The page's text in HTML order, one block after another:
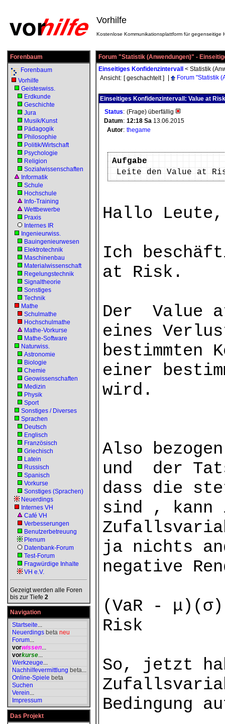
Vorhilfe
Kostenlose Kommunikationsplattform für gegenseitige
Forenbaum
Forenbaum
Vorhilfe
Geisteswiss.
Erdkunde
Geschichte
Jura
Musik/Kunst
Pädagogik
Philosophie
Politik/Wirtschaft
Psychologie
Religion
Sozialwissenschaften
Informatik
Schule
Hochschule
Info-Training
Wettbewerbe
Praxis
Internes IR
Ingenieurwiss.
Bauingenieurwesen
Elektrotechnik
Maschinenbau
Materialwissenschaft
Regelungstechnik
Signaltheorie
Sonstiges
Technik
Mathe
Schulmathe
Hochschulmathe
Mathe-Vorkurse
Mathe-Software
Naturwiss.
Astronomie
Biologie
Chemie
Geowissenschaften
Medizin
Physik
Sport
Sonstiges / Diverses
Sprachen
Deutsch
Englisch
Französisch
Griechisch
Latein
Russisch
Spanisch
Vorkurse
Sonstiges (Sprachen)
Neuerdings
Internes VH
Café VH
Verbesserungen
Benutzerbetreuung
Plenum
Datenbank-Forum
Test-Forum
Fragwürdige Inhalte
VH e.V.
Gezeigt werden alle Foren
bis zur Tiefe 2
Navigation
Startseite...
Neuerdings beta neu
Forum...
vorwissen...
vorkurse...
Werkzeuge...
Nachhilfevermittlung beta...
Online-Spiele beta
Suchen
Verein...
Impressum
Das Projekt
Forum "Statistik (Anwendungen)" -
Einseitiges Konfidenzintervall
< Statistik
Ansicht: [ geschachtelt ] Forum "Statistik
Einseitiges Konfidenzintervall: Value at Risk
Status: (Frage) überfällig
Datum: 12:18 Sa 13.06.2015
Autor: thegame
Aufgabe
Leite den Value at
Hallo Leute,
Ich
at Risk.
Der Value
eines
bestimmten
einer
wird.
Also
und der
dass die
sind , kann
ja nichts
negative
(VaR -
Risk
So, jetzt
Bedingung